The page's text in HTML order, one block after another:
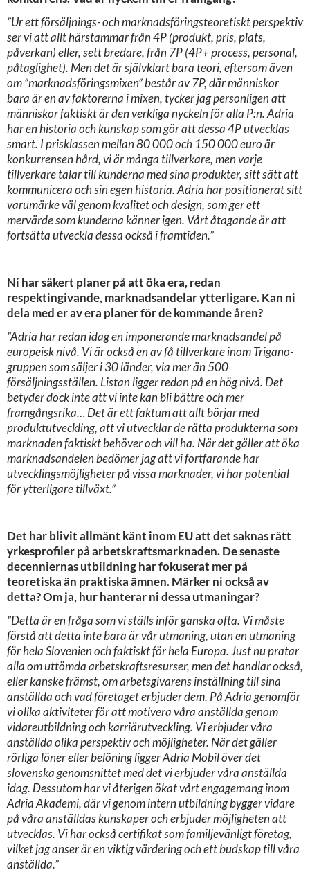
”Ur ett försäljnings- och marknadsföringsteoretiskt perspektiv
ser vi att allt härstammar från 4P (produkt, pris, plats,
påverkan) eller, sett bredare, från 7P (4P+ process, personal,
påtaglighet). Men det är självklart bara teori, eftersom även
om ”marknadsföringsmixen” består av 7P, där människor
bara är en av faktorerna i mixen, tycker jag personligen att
människor faktiskt är den verkliga nyckeln för alla P:n. Adria
har en historia och kunskap som gör att dessa 4P utvecklas
smart. I prisklassen mellan 80 000 och 150 000 euro är
konkurrensen hård, vi är många tillverkare, men varje
tillverkare talar till kunderna med sina produkter, sitt sätt att
kommunicera och sin egen historia. Adria har positionerat sitt
varumärke väl genom kvalitet och design, som ger ett
mervärde som kunderna känner igen. Vårt åtagande är att
fortsätta utveckla dessa också i framtiden.”
Ni har säkert planer på att öka era, redan
respektingivande, marknadsandelar ytterligare. Kan ni
dela med er av era planer för de kommande åren?
”Adria har redan idag en imponerande marknadsandel på
europeisk nivå. Vi är också en av få tillverkare inom Trigano-
gruppen som säljer i 30 länder, via mer än 500
försäljningsställen. Listan ligger redan på en hög nivå. Det
betyder dock inte att vi inte kan bli bättre och mer
framgångsrika… Det är ett faktum att allt börjar med
produktutveckling, att vi utvecklar de rätta produkterna som
marknaden faktiskt behöver och vill ha. När det gäller att öka
marknadsandelen bedömer jag att vi fortfarande har
utvecklingsmöjligheter på vissa marknader, vi har potential
för ytterligare tillväxt.”
Det har blivit allmänt känt inom EU att det saknas rätt
yrkesprofiler på arbetskraftsmarknaden. De senaste
decenniernas utbildning har fokuserat mer på
teoretiska än praktiska ämnen. Märker ni också av
detta? Om ja, hur hanterar ni dessa utmaningar?
”Detta är en fråga som vi ställs inför ganska ofta. Vi måste
förstå att detta inte bara är vår utmaning, utan en utmaning
för hela Slovenien och faktiskt för hela Europa. Just nu pratar
alla om uttömda arbetskraftsresurser, men det handlar också,
eller kanske främst, om arbetsgivarens inställning till sina
anställda och vad företaget erbjuder dem. På Adria genomför
vi olika aktiviteter för att motivera våra anställda genom
vidareutbildning och karriärutveckling. Vi erbjuder våra
anställda olika perspektiv och möjligheter. När det gäller
rörliga löner eller belöning ligger Adria Mobil över det
slovenska genomsnittet med det vi erbjuder våra anställda
idag. Dessutom har vi återigen ökat vårt engagemang inom
Adria Akademi, där vi genom intern utbildning bygger vidare
på våra anställdas kunskaper och erbjuder möjligheten att
utvecklas. Vi har också certifikat som familjevänligt företag,
vilket jag anser är en viktig värdering och ett budskap till våra
anställda.”